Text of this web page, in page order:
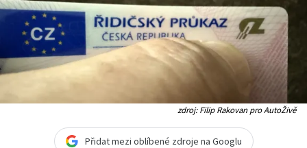
zdroj: Filip Rakovan pro AutoŽivě
Přidat mezi oblíbené zdroje na Googlu